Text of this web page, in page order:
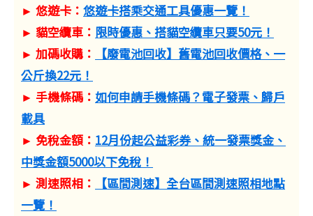
► 悠遊卡： 悠遊卡搭乘交通工具優惠一覽！
► 貓空纜車： 限時優惠、搭貓空纜車只要50元！
► 加碼收購：
【廢電池回收】舊電池回收價格、一
公斤換22元！
► 手機條碼： 如何申請手機條碼？電子發票、歸戶
載具
► 免稅金額： 12月份起公益彩券、統一發票獎金、
中獎金額5000以下免稅！
► 測速照相：
【區間測速】全台區間測速照相地點
一覽！